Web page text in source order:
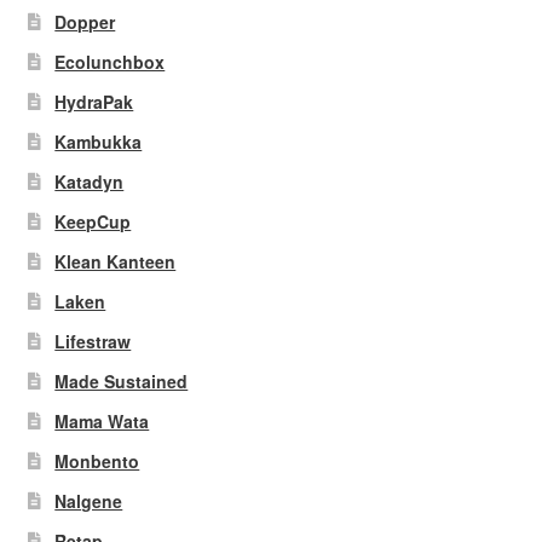
Dopper
Ecolunchbox
HydraPak
Kambukka
Katadyn
KeepCup
Klean Kanteen
Laken
Lifestraw
Made Sustained
Mama Wata
Monbento
Nalgene